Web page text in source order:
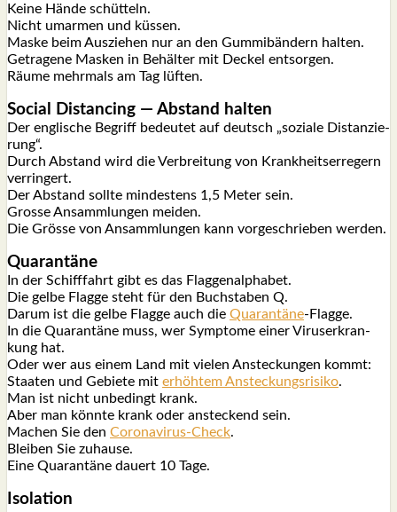
Kei­ne Hän­de schüt­teln.
Nicht umar­men und küs­sen.
Mas­ke beim Aus­zie­hen nur an den Gum­mi­bän­dern hal­ten.
Getra­ge­ne Mas­ken in Behäl­ter mit Deckel ent­sor­gen.
Räu­me mehr­mals am Tag lüf­ten.
Social Distancing — Abstand hal­ten
Der eng­li­sche Begriff bedeu­tet auf deutsch „sozia­le Distan­zie­
rung“.
Durch Abstand wird die Ver­brei­tung von Krank­heits­er­re­gern
ver­rin­gert.
Der Abstand soll­te min­des­tens 1,5 Meter sein.
Gros­se Ansamm­lun­gen mei­den.
Die Grös­se von Ansamm­lun­gen kann vor­ge­schrie­ben wer­den.
Qua­ran­tä­ne
In der Schiff­fahrt gibt es das Flag­gen­al­pha­bet.
Die gel­be Flag­ge steht für den Buch­sta­ben Q.
Dar­um ist die gel­be Flag­ge auch die Qua­ran­tä­ne-Flag­ge.
In die Qua­ran­tä­ne muss, wer Sym­pto­me einer Virus­er­kran­
kung hat.
Oder wer aus einem Land mit vie­len Anste­ckun­gen kommt:
Staa­ten und Gebie­te mit erhöh­tem Anste­ckungs­ri­si­ko.
Man ist nicht unbe­dingt krank.
Aber man könn­te krank oder anste­ckend sein.
Machen Sie den Coro­na­vi­rus-Check.
Blei­ben Sie zuhau­se.
Eine Qua­ran­tä­ne dau­ert 10 Tage.
Iso­la­ti­on